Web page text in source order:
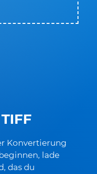
Konvertierung
lade
das du